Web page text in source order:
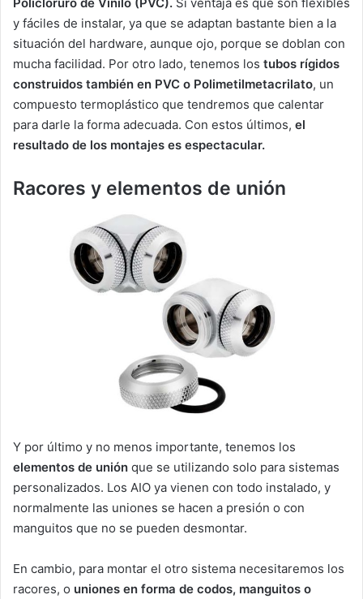
y fáciles de instalar, ya que se adaptan bastante bien a la
situación del hardware, aunque ojo, porque se doblan con
mucha facilidad. Por otro lado, tenemos los tubos rígidos
construidos también en PVC o Polimetilmetacrilato, un
compuesto termoplástico que tendremos que calentar
para darle la forma adecuada. Con estos últimos, el
resultado de los montajes es espectacular.
Racores y elementos de unión
Y por último y no menos importante, tenemos los
elementos de unión que se utilizando solo para sistemas
personalizados. Los AIO ya vienen con todo instalado, y
normalmente las uniones se hacen a presión o con
manguitos que no se pueden desmontar.
En cambio, para montar el otro sistema necesitaremos los
racores, o uniones en forma de codos, manguitos o